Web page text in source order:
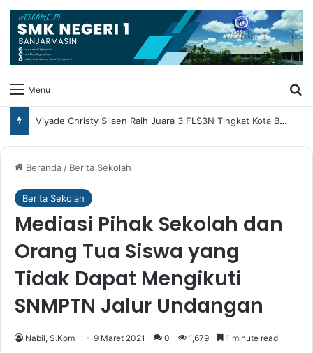
Menu
Viyade Christy Silaen Raih Juara 3 FLS3N Tingkat Kota Banjarmasin Cabang Baca Puisi
Beranda/ Berita Sekolah
Berita Sekolah
Mediasi Pihak Sekolah dan
Orang Tua Siswa yang
Tidak Dapat Mengikuti
SNMPTN Jalur Undangan
Nabil, S.Kom 9 Maret 2021 0 1,679 1 minute read